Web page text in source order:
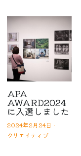
APA
AWARD2024
に入選しました
2024年2月24日 ·
クリエイティブ